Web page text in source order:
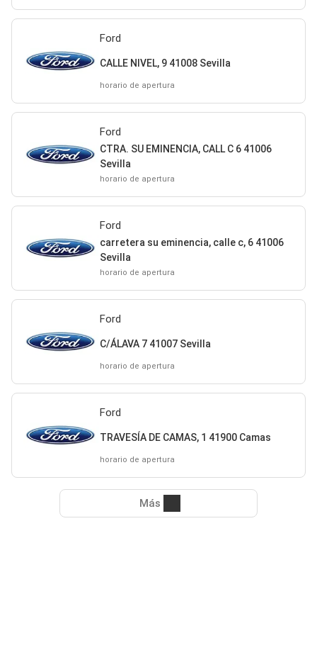
Ford
CALLE NIVEL, 9 41008 Sevilla
horario de apertura
Ford
CTRA. SU EMINENCIA, CALL C 6 41006
Sevilla
horario de apertura
Ford
carretera su eminencia, calle c, 6 41006
Sevilla
horario de apertura
Ford
C/ÁLAVA 7 41007 Sevilla
horario de apertura
Ford
TRAVESÍA DE CAMAS, 1 41900 Camas
horario de apertura
Más